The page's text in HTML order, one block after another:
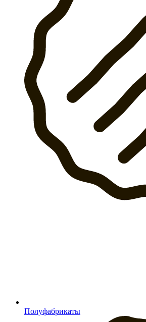
Полуфабрикаты